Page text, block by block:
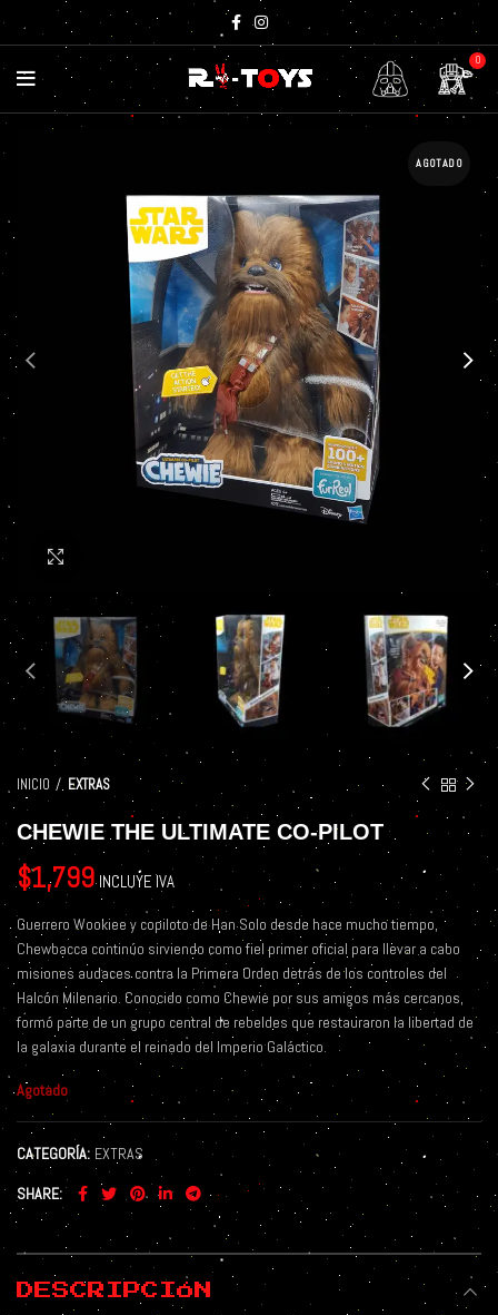
0
AGOTADO
INICIO EXTRAS
CHEWIE THE ULTIMATE CO-PILOT
$1,799 INCLUYE IVA
Guerrero Wookiee y copiloto de Han Solo desde hace mucho tiempo,
Chewbacca continúo sirviendo como fiel primer oficial para llevar a cabo
misiones audaces contra la Primera Orden detrás de los controles del
Halcón Milenario. Conocido como Chewie por sus amigos más cercanos,
formó parte de un grupo central de rebeldes que restauraron la libertad de
la galaxia durante el reinado del Imperio Galáctico.
Agotado
CATEGORÍA: EXTRAS
SHARE
DESCRIPCIÓN